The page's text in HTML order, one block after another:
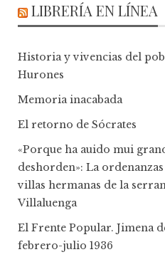
LIBRERÍA EN LÍNEA
Historia y vivencias del
Hurones
Memoria inacabada
El retorno de Sócrates
«Porque ha auido mui
deshorden»: La
villas hermanas de la
Villaluenga
El Frente Popular. Jimena
febrero-julio 1936